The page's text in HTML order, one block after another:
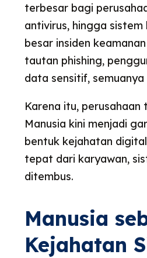
terbesar bagi
antivirus, hingga
besar insiden
tautan phishing,
data sensitif,
Karena itu,
Manusia kini menjadi
bentuk kejahatan
tepat dari karyawan,
ditembus.
Manusia
Kejahatan